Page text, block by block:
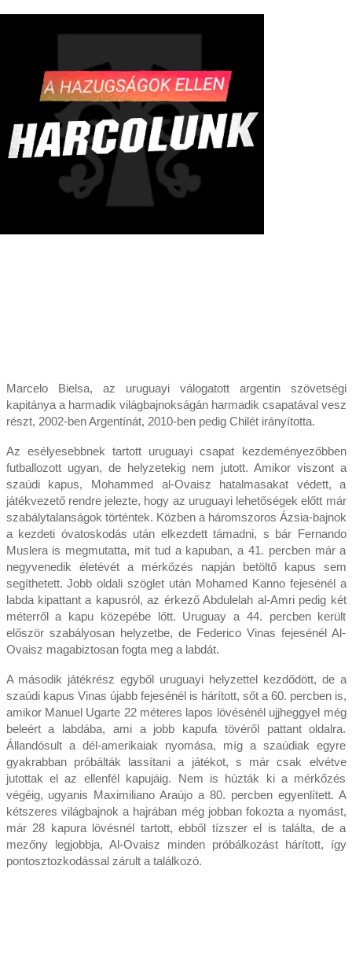
Marcelo Bielsa, az uruguayi válogatott argentin szövetségi
kapitánya a harmadik világbajnokságán harmadik csapatával vesz
részt, 2002-ben Argentínát, 2010-ben pedig Chilét irányította.
Az esélyesebbnek tartott uruguayi csapat kezdeményezőbben
futballozott ugyan, de helyzetekig nem jutott. Amikor viszont a
szaúdi kapus, Mohammed al-Ovaisz hatalmasakat védett, a
játékvezető rendre jelezte, hogy az uruguayi lehetőségek előtt már
szabálytalanságok történtek. Közben a háromszoros Ázsia-bajnok
a kezdeti óvatoskodás után elkezdett támadni, s bár Fernando
Muslera is megmutatta, mit tud a kapuban, a 41. percben már a
negyvenedik életévét a mérkőzés napján betöltő kapus sem
segíthetett. Jobb oldali szöglet után Mohamed Kanno fejesénél a
labda kipattant a kapusról, az érkező Abdulelah al-Amri pedig két
méterről a kapu közepébe lőtt. Uruguay a 44. percben került
először szabályosan helyzetbe, de Federico Vinas fejesénél Al-
Ovaisz magabiztosan fogta meg a labdát.
A második játékrész egyből uruguayi helyzettel kezdődött, de a
szaúdi kapus Vinas újabb fejesénél is hárított, sőt a 60. percben is,
amikor Manuel Ugarte 22 méteres lapos lövésénél ujjheggyel még
beleért a labdába, ami a jobb kapufa tövéről pattant oldalra.
Állandósult a dél-amerikaiak nyomása, míg a szaúdiak egyre
gyakrabban próbálták lassítani a játékot, s már csak elvétve
jutottak el az ellenfél kapujáig. Nem is húzták ki a mérkőzés
végéig, ugyanis Maximiliano Araújo a 80. percben egyenlített. A
kétszeres világbajnok a hajrában még jobban fokozta a nyomást,
már 28 kapura lövésnél tartott, ebből tízszer el is találta, de a
mezőny legjobbja, Al-Ovaisz minden próbálkozást hárított, így
pontosztozkodással zárult a találkozó.